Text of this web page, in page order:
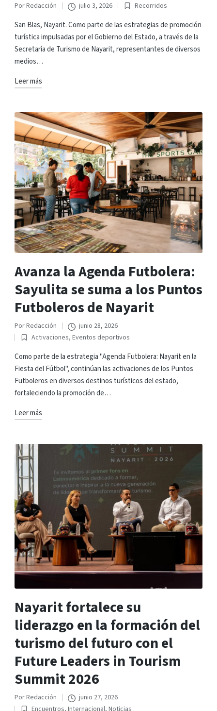
Publicado
por
PorRedacción julio 3, 2026
Publicado
en
Recorridos
San Blas, Nayarit. Como parte de las estrategias de promoción
turística impulsadas por el Gobierno del Estado, a través de la
Secretaría de Turismo de Nayarit, representantes de diversos
medios…
Leer más
Avanza la Agenda Futbolera:
Sayulita se suma a los Puntos
Futboleros de Nayarit
Publicado
por
PorRedacción
junio 28, 2026
Publicado
en
Activaciones, Eventos deportivos
Como parte de la estrategia "Agenda Futbolera: Nayarit en la
Fiesta del Fútbol", continúan las activaciones de los Puntos
Futboleros en diversos destinos turísticos del estado,
fortaleciendo la promoción de…
Leer más
Nayarit fortalece su
liderazgo en la formación del
turismo del futuro con el
Future Leaders in Tourism
Summit 2026
Publicado
PorRedacción
junio 27, 2026